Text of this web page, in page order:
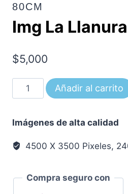
80CM
Img La
$5,000
La
00624
cantidad
Añadir al carrito
Imágenes de alta calidad
4500 X 3500 Pixeles,
Compra seguro con